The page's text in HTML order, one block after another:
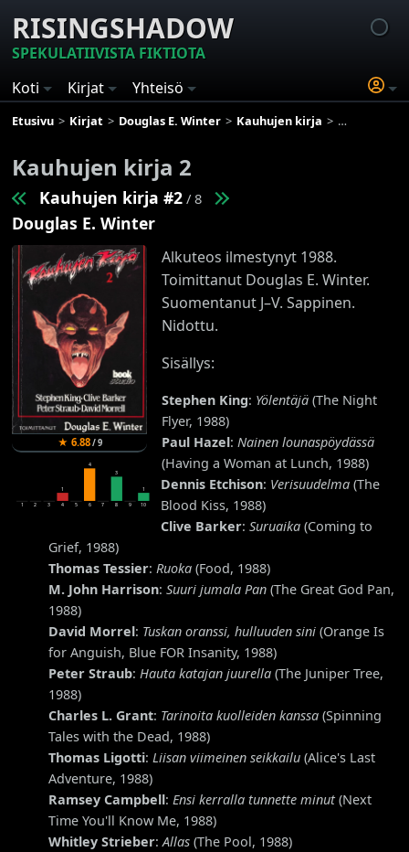
RISINGSHADOW
SPEKULATIIVISTA FIKTIOTA
Koti
Kirjat Yhteisö
Etusivu Kirjat Douglas E. Winter Kauhujen kirja Kauhujen
Kauhujen kirja 2
Kauhujen kirja #2 / 8
Douglas E. Winter
★ 6.88/9
1 2 3
1
4 5
4
6 7
3
8 9
1
10
Alkuteos ilmestynyt 1988.
Toimittanut Douglas E. Winter.
Suomentanut J–V. Sappinen.
Nidottu.
Sisällys:
Stephen King: Yölentäjä(The Night
Flyer, 1988)
Paul Hazel: Nainen lounaspöydässä
(Having a Woman at Lunch, 1988)
Dennis Etchison: Verisuudelma(The
Blood Kiss, 1988)
Clive Barker: Suruaika(Coming to
Grief, 1988)
Thomas Tessier: Ruoka (Food, 1988)
M. John Harrison:Suuri jumala Pan (The Great God Pan,
1988)
David Morrel: Tuskan oranssi, hulluuden sini (Orange Is
for Anguish, Blue FOR Insanity, 1988)
Peter Straub: Hauta katajan juurella (The Juniper Tree,
1988)
Charles L. Grant: Tarinoita kuolleiden kanssa (Spinning
Tales with the Dead, 1988)
Thomas Ligotti: Liisan viimeinen seikkailu (Alice's Last
Adventure, 1988)
Ramsey Campbell: Ensi kerralla tunnette minut(Next
Time You'll Know Me, 1988)
Whitley Strieber:Allas (The Pool, 1988)